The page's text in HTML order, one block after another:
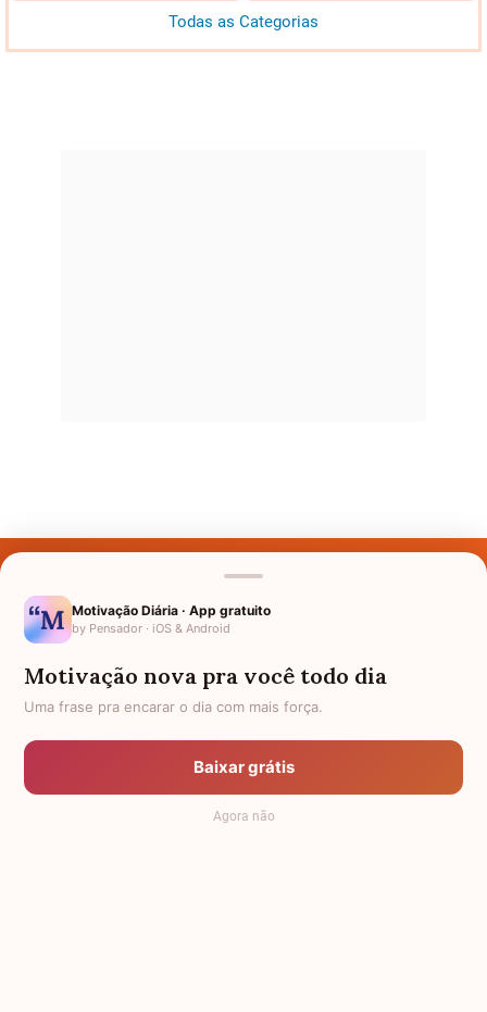
Todas as Categorias
Nomes pelo Mundo
Política de Privacidade
Anuncie
Termos de Uso
Motivação Diária · App gratuito
by Pensador · iOS & Android
Motivação nova pra você todo dia
Uma frase pra encarar o dia com mais força.
Baixar grátis
Agora não